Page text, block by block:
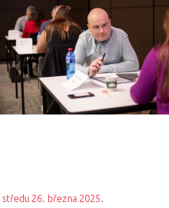
středu 26. března 2025.